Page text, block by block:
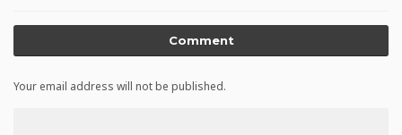
Comment
Your email address will not be published.